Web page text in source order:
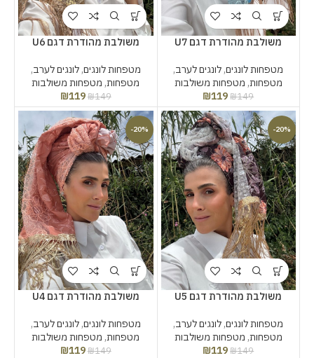
משולבת מהודרת דגם U7
מטפחות לונגים, לונגים לערב,
מטפחות, מטפחות משולבות
₪149
₪119
משולבת מהודרת דגם U6
מטפחות לונגים,לונגים לערב,
מטפחות, מטפחות משולבות
₪149
₪119
-20%
משולבת מהודרת דגם U5
מטפחות לונגים, לונגים לערב,
מטפחות, מטפחות משולבות
₪149
₪119
-20%
משולבת מהודרת דגם U4
מטפחות לונגים,לונגים לערב,
מטפחות, מטפחות משולבות
₪149
₪119